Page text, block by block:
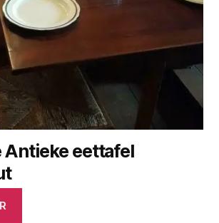
Antieke eettafel